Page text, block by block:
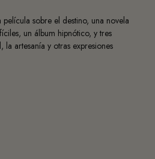
película sobre el destino, una novela
un álbum hipnótico, y tres
la artesanía y otras expresiones